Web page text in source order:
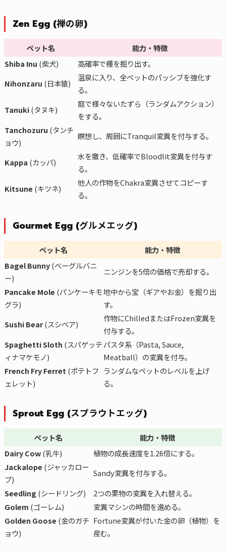
Zen Egg (禅の卵)
ペット名
能力・特徴
Shiba Inu (柴犬)
高確率で種を掘り出す。
Nihonzaru (日本猿)
温泉に入り、全ペットのパッシブを強化す
る。
Tanuki(タヌキ)
庭で様々ないたずら（ランダムアクション）
をする。
Tanchozuru (タンチ
ョウ)
瞑想し、周囲にTranquil変異を付与する。
Kappa (カッパ)
水を撒き、低確率でBloodlit変異を付与す
る。
Kitsune(キツネ)
他人の作物をChakra変異させてコピーす
る。
Gourmet Egg (グルメエッグ)
ペット名
能力・特徴
Bagel Bunny(ベーグルバニ
ー)
ニンジンを5倍の価格で売却する。
Pancake Mole(パンケーキモ
グラ)
地中から宝（ギアやお金）を掘り出
す。
Sushi Bear(スシベア)
作物にChilledまたはFrozen変異を
付与する。
Spaghetti Sloth (スパゲッテ
ィナマケモノ)
パスタ系（Pasta, Sauce,
Meatball）の変異を付与。
French Fry Ferret (ポテトフ
ェレット)
ランダムなペットのレベルを上げ
る。
Sprout Egg (スプラウトエッグ)
ペット名
能力・特徴
Dairy Cow(乳牛)
植物の成長速度を1.26倍にする。
Jackalope(ジャッカロー
プ)
Sandy変異を付与する。
Seedling (シードリング)
2つの果物の変異を入れ替える。
Golem (ゴーレム)
変異マシンの時間を進める。
Golden Goose(金のガチ
ョウ)
Fortune変異が付いた金の卵（植物）を
産む。